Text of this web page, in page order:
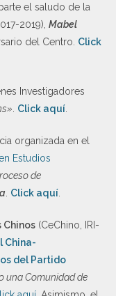
el saludo de la
2019), Mabel
del Centro. Click
Investigadores
Click aquí
organizada en el
Estudios
de
Click aquí
Chinos (CeChino, IRI-
China-
del Partido
una Comunidad de